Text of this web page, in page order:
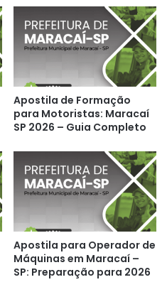
Apostila de Formação
para Motoristas: Maracaí
SP 2026 – Guia Completo
Apostila para Operador de
Máquinas em Maracaí –
SP: Preparação para 2026